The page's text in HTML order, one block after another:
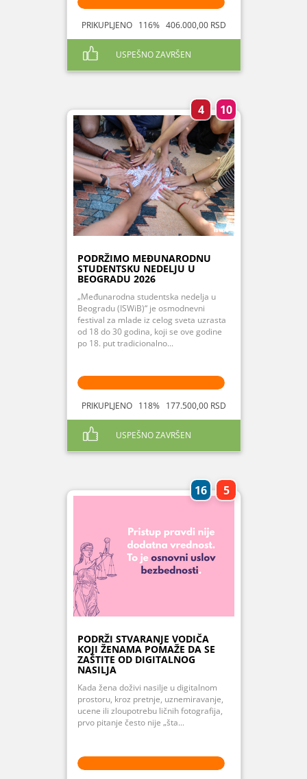
PRIKUPLJENO 116% 406.000,00 RSD
USPEŠNO ZAVRŠEN
4 10
PODRŽIMO MEĐUNARODNU
STUDENTSKU NEDELJU U
BEOGRADU 2026
„Međunarodna studentska nedelja u
Beogradu (ISWiB)“ je osmodnevni
festival za mlade iz celog sveta uzrasta
od 18 do 30 godina, koji se ove godine
po 18. put tradicionalno...
PRIKUPLJENO 118% 177.500,00 RSD
USPEŠNO ZAVRŠEN
16 5
PODRŽI STVARANJE VODIČA
KOJI ŽENAMA POMAŽE DA SE
ZAŠTITE OD DIGITALNOG
NASILJA
Kada žena doživi nasilje u digitalnom
prostoru, kroz pretnje, uznemiravanje,
ucene ili zloupotrebu ličnih fotografija,
prvo pitanje često nije „šta...